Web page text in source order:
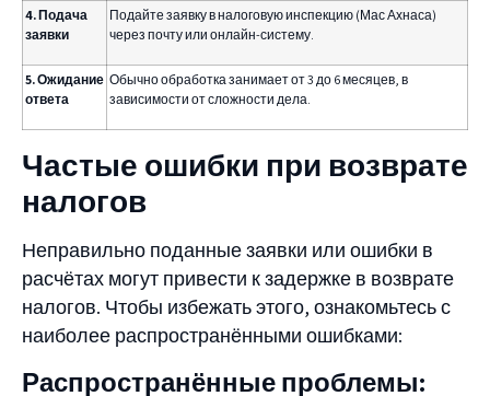
4. Подача
заявки
Подайте заявку в налоговую инспекцию (Мас Ахнаса)
через почту или онлайн-систему.
5. Ожидание
ответа
Обычно обработка занимает от 3 до 6 месяцев, в
зависимости от сложности дела.
Частые ошибки при возврате
налогов
Неправильно поданные заявки или ошибки в
расчётах могут привести к задержке в возврате
налогов. Чтобы избежать этого, ознакомьтесь с
наиболее распространёнными ошибками:
Распространённые проблемы: